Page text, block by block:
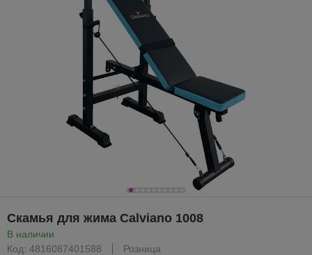
Скамья для жима Calviano 1008
В наличии
Код: 4816087401588
Розница